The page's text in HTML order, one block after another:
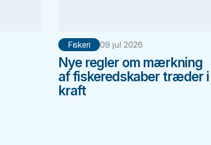
Fiskeri 09 jul 2026
Nye regler om mærkning
af fiskeredskaber træder i
kraft